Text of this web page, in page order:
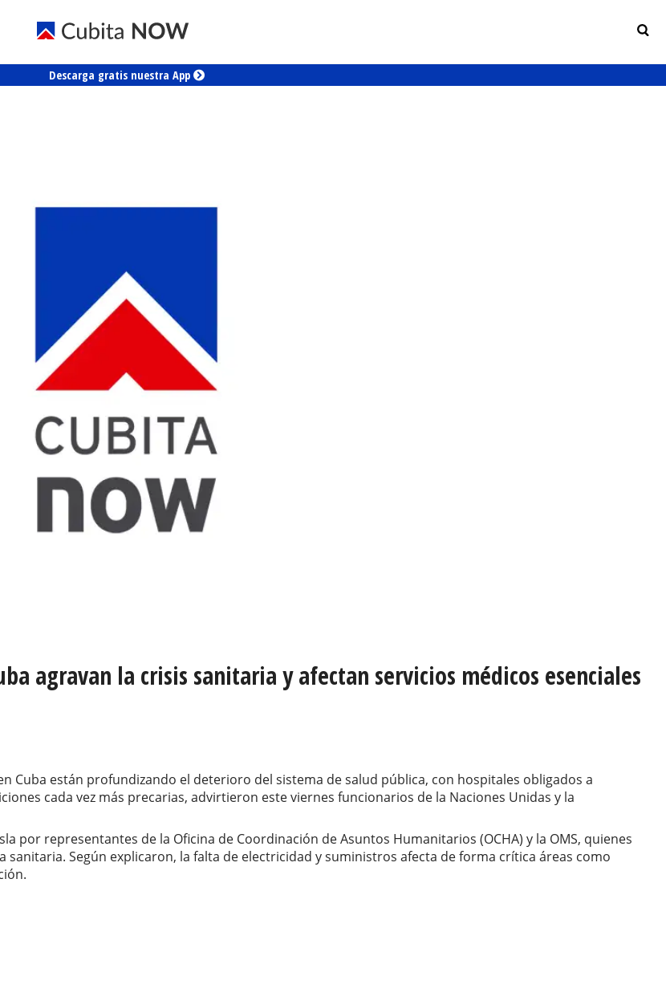
Descarga gratis nuestra App
agravan la crisis sanitaria y afectan servicios médicos esenciales
Cuba están profundizando el deterioro del sistema de salud pública, con hospitales obligados a
cada vez más precarias, advirtieron este viernes funcionarios de la Naciones Unidas y la
por representantes de la Oficina de Coordinación de Asuntos Humanitarios (OCHA) y la OMS, quienes
Según explicaron, la falta de electricidad y suministros afecta de forma crítica áreas como